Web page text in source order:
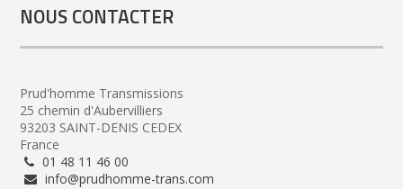
NOUS CONTACTER
Prud'homme Transmissions
25 chemin d'Aubervilliers
93203 SAINT-DENIS CEDEX
France
01 48 11 46 00
info@prudhomme-trans.com